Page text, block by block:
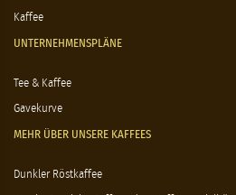
Kaffee
UNTERNEHMENSPLÄNE
Tee & Kaffee
Gavekurve
MEHR ÜBER UNSERE KAFFEES
Dunkler Röstkaffee